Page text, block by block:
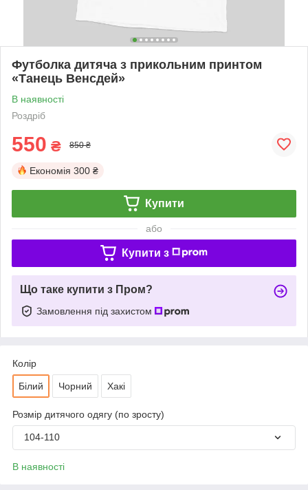
Футболка дитяча з прикольним принтом
«Танець Венсдей»
В наявності
Роздріб
550 ₴ 850 ₴
Економія 300 ₴
Купити
або
Купити з
Що таке купити з Пром?
Замовлення під захистом
Колір
Білий Чорний Хакі
Розмір дитячого одягу (по зросту)
104-110
В наявності